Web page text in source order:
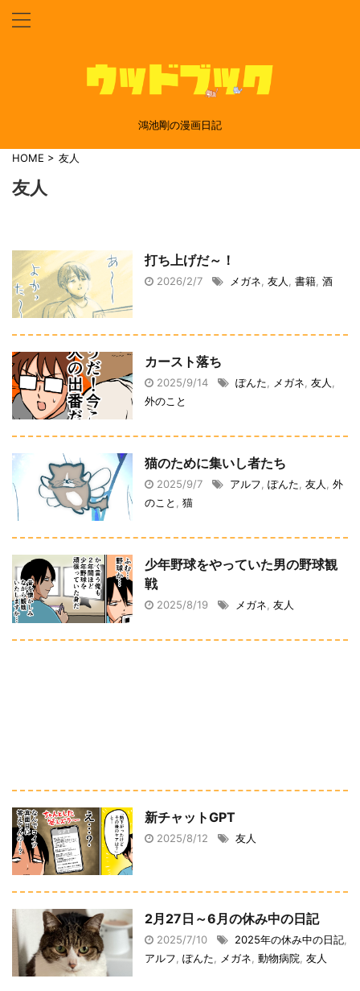
鴻池剛の漫画日記
HOME > 友人
友人
打ち上げだ～！
2026/2/7 メガネ 友人 書籍 酒
カースト落ち
2025/9/14 ぽんた メガネ 友人
外のこと
猫のために集いし者たち
2025/9/7 アルフ ぽんた 友人
外
のこと
猫
少年野球をやっていた男の野球観
戦
2025/8/19 メガネ, 友人
新チャットGPT
2025/8/12 友人
2月27日～6月の休み中の日記
2025/7/10 2025年の休み中の日記
アルフ ぽんた メガネ 動物病院 友人